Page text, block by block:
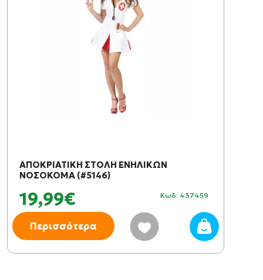
ΑΠΟΚΡΙΑΤΙΚΗ ΣΤΟΛΗ ΕΝΗΛΙΚΩΝ
ΝΟΣΟΚΟΜΑ (#5146)
19,99€ Κωδ: 437459
Περισσότερα